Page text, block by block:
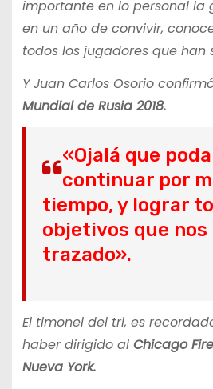
importante en lo personal la
en un año de convivir,
todos los jugadores que han
Y Juan Carlos Osorio
Mundial de Rusia 2018.
«Ojalá que
continuar por
tiempo, y lograr
objetivos que nos
trazado».
El timonel del tri, es
haber dirigido al Chicago Fire
Nueva York.